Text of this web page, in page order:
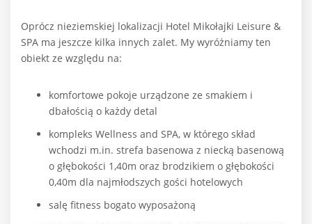
Oprócz nieziemskiej lokalizacji Hotel Mikołajki Leisure &
SPA ma jeszcze kilka innych zalet. My wyróżniamy ten
obiekt ze względu na:
komfortowe pokoje urządzone ze smakiem i
dbałością o każdy detal
kompleks Wellness and SPA, w którego skład
wchodzi m.in. strefa basenowa z niecką basenową
o głębokości 1,40m oraz brodzikiem o głębokości
0,40m dla najmłodszych gości hotelowych
salę fitness bogato wyposażoną